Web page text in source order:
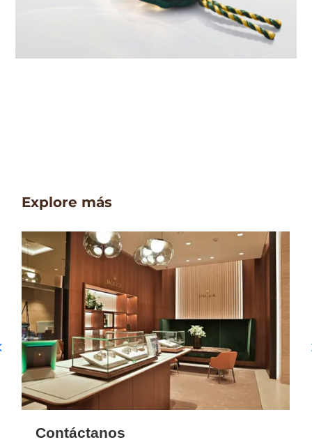
Explore más
Contáctanos